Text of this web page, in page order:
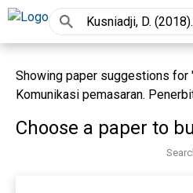
Showing paper suggestions for
Komunikasi pemasaran. Penerbit
Choose a paper to